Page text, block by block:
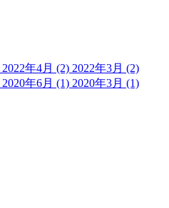
2022年4月 (2) 2022年3月 (2)
2020年6月 (1) 2020年3月 (1)